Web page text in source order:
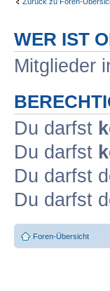
WER IST
Mitglieder
Du darfst
Du darfst
Du darfst
Du darfst
Foren-Übersicht